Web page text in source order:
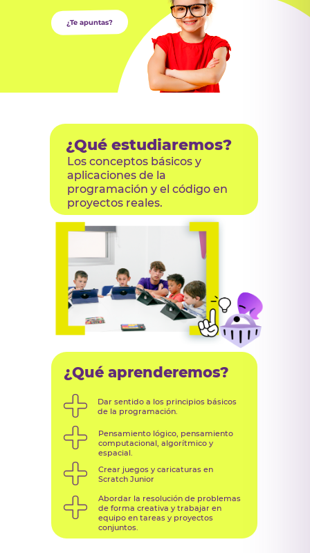
¿Te apuntas?
¿Qué estudiaremos?
Los conceptos básicos y
aplicaciones de la
programación y el código en
proyectos reales.
¿Qué aprenderemos?
Dar sentido a los principios básicos
de la programación.
Pensamiento lógico, pensamiento
computacional, algorítmico y
espacial.
Crear juegos y caricaturas en
Scratch Junior
Abordar la resolución de problemas
de forma creativa y trabajar en
equipo en tareas y proyectos
conjuntos.